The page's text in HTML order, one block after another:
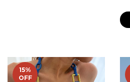
15%
OFF